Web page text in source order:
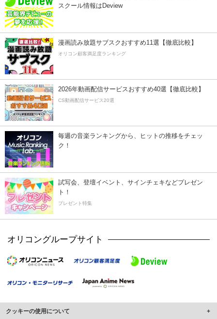
スクール情報はDeview
漫画読み放題サブスクおすすめ11選【徹底比較】
オリコン顧客満足度ランキング
2026年動画配信サービスおすすめ40選【徹底比較】
CS動画配信サービス20選
毎週の音楽ランキングから、ヒットの推移をチェッ
ク！
試写会、登壇イベント、サインチェキなどプレゼン
ト！
プレゼント特集
オリコングループサイト
クッキーの使用について